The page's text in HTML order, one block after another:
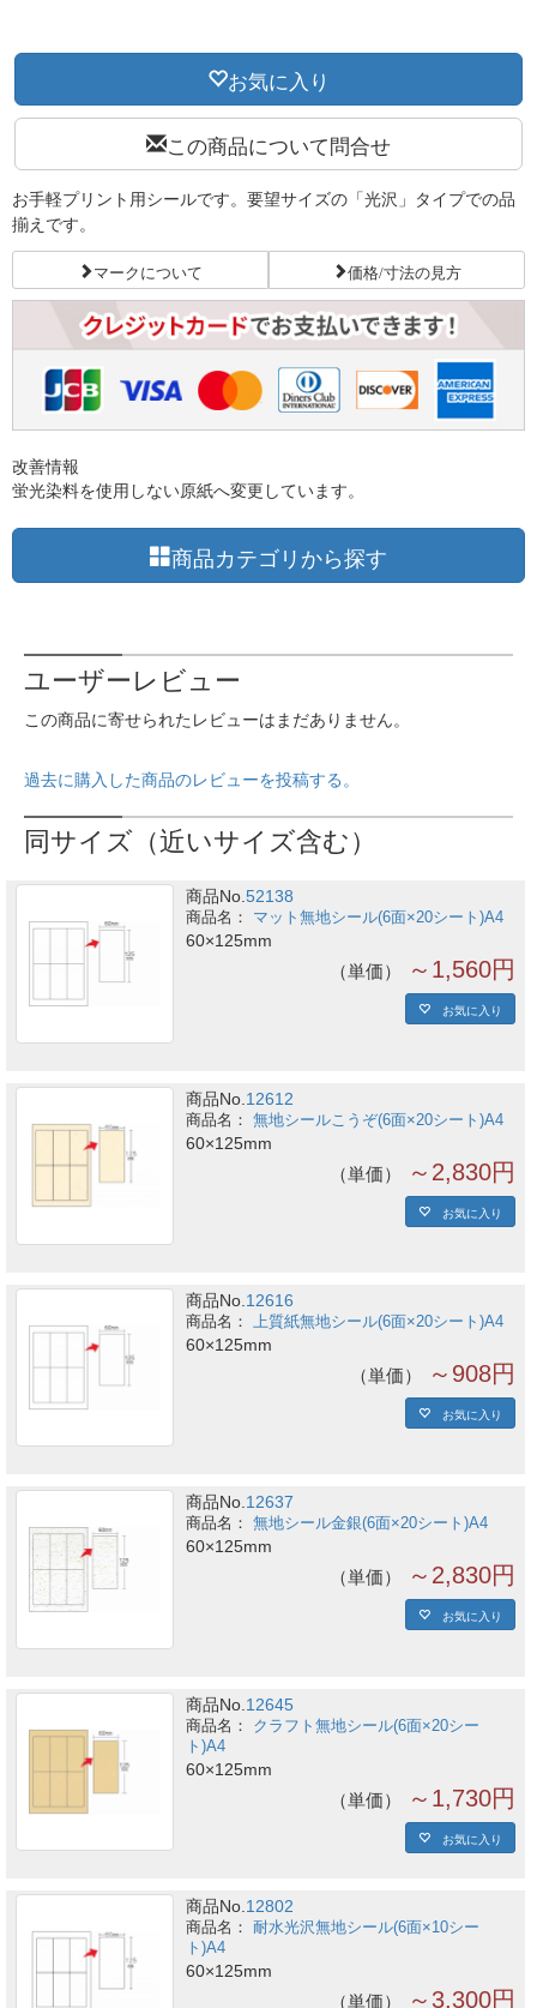
お気に入り
この商品について問合せ
お手軽プリント用シールです。要望サイズの「光沢」タイプでの品
揃えです。
マークについて 価格/寸法の見方
改善情報
蛍光染料を使用しない原紙へ変更しています。
商品カテゴリから探す
ユーザーレビュー
この商品に寄せられたレビューはまだありません。
過去に購入した商品のレビューを投稿する。
同サイズ（近いサイズ含む）
商品No.52138
マット無地シール(6面×20シート)A4
60×125mm
単価 ～1,560円
お気に入り
商品No. 12612
無地シールこうぞ(6面×20シート)A4
60×125mm
単価 ～2,830円
お気に入り
商品No. 12616
上質紙無地シール(6面×20シート)A4
60×125mm
単価 ～908円
お気に入り
商品No.12637
無地シール金銀(6面×20シート)A4
60×125mm
単価 ～2,830円
お気に入り
商品No. 12645
クラフト無地シール(6面×20シー
ト)A4
60×125mm
単価 ～1,730円
お気に入り
商品No. 12802
耐水光沢無地シール(6面×10シー
ト)A4
60×125mm
単価 ～3,300円